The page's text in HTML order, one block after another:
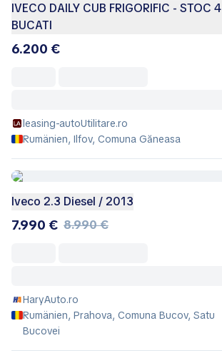
IVECO DAILY CUB FRIGORIFIC - STOC 4
BUCATI
6.200 €
leasing-autoUtilitare.ro
Rumänien, Ilfov, Comuna Găneasa
Iveco 2.3 Diesel / 2013
7.990 € 8.990 €
HaryAuto.ro
Rumänien, Prahova, Comuna Bucov, Satu
Bucovei